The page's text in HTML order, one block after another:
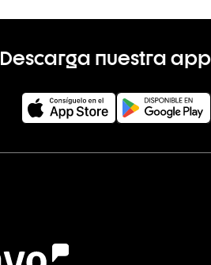
Descarga nuestra app